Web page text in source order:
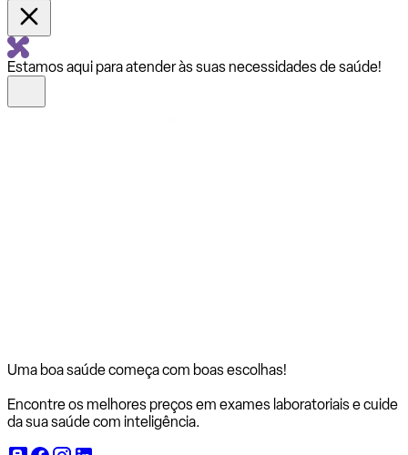
Estamos aqui para atender às suas necessidades de saúde!
Uma boa saúde começa com boas escolhas!
Encontre os melhores preços em exames laboratoriais e cuide
da sua saúde com inteligência.